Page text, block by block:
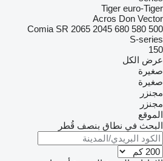
Tiger euro-Tiger
Acros Don Vector
500
580
680
2045
2065
Comia SR
S-series
150
عرض الكل
صغيرة
صغيرة
مجنزر
مجنزر
الموقع
البحث في نطاق بنصف قُطر